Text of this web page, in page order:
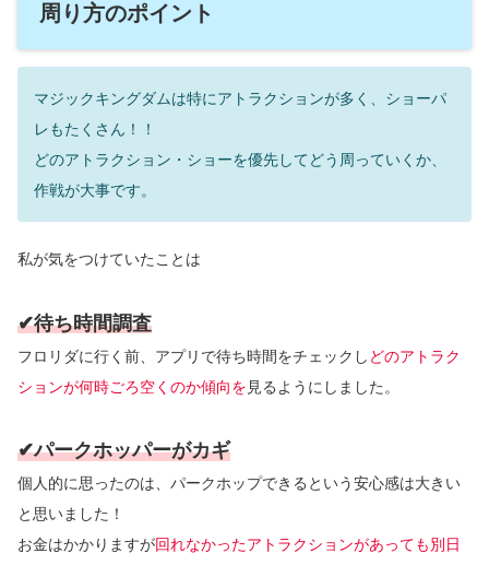
周り方のポイント
マジックキングダムは特にアトラクションが多く、ショーパ
レもたくさん！！
どのアトラクション・ショーを優先してどう周っていくか、
作戦が大事です。
私が気をつけていたことは
✔︎待ち時間調査
フロリダに行く前、アプリで待ち時間をチェックし どのアトラク
ションが何時ごろ空くのか傾向を 見るようにしました。
✔︎パークホッパーがカギ
個人的に思ったのは、パークホップできるという安心感は大きい
と思いました！
お金はかかりますが回れなかったアトラクションがあっても別日